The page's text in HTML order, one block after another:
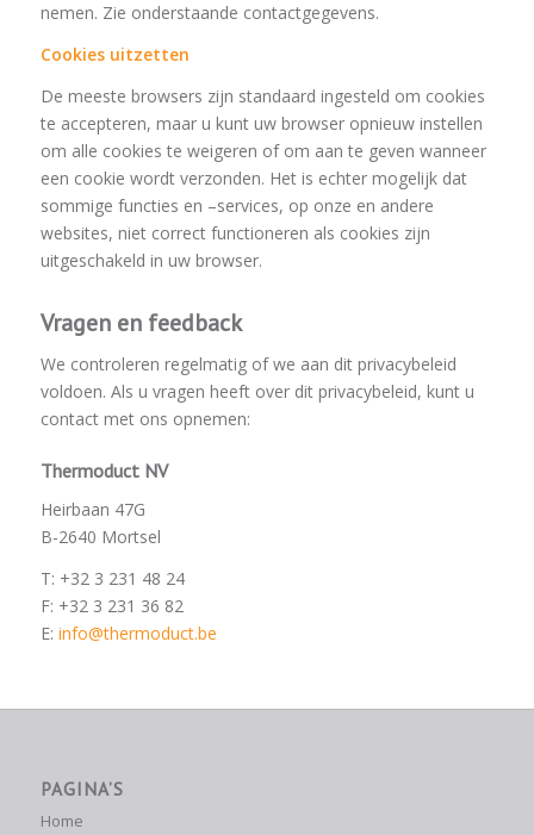
nemen. Zie onderstaande contactgegevens.
Cookies uitzetten
De meeste browsers zijn standaard ingesteld om cookies
te accepteren, maar u kunt uw browser opnieuw instellen
om alle cookies te weigeren of om aan te geven wanneer
een cookie wordt verzonden. Het is echter mogelijk dat
sommige functies en –services, op onze en andere
websites, niet correct functioneren als cookies zijn
uitgeschakeld in uw browser.
Vragen en feedback
We controleren regelmatig of we aan dit privacybeleid
voldoen. Als u vragen heeft over dit privacybeleid, kunt u
contact met ons opnemen:
Thermoduct NV
Heirbaan 47G
B-2640 Mortsel
T: +32 3 231 48 24
F: +32 3 231 36 82
E: info@thermoduct.be
PAGINA’S
Home